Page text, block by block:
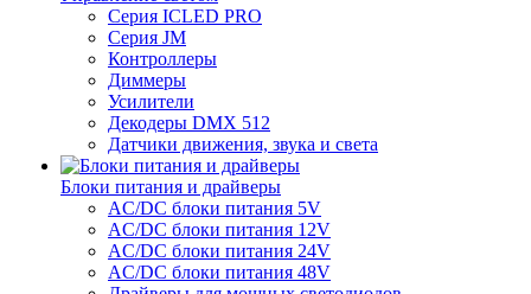
Серия ICLED PRO
Серия JM
Контроллеры
Диммеры
Усилители
Декодеры DMX 512
Датчики движения, звука и света
Блоки питания и драйверы
AC/DC блоки питания 5V
AC/DC блоки питания 12V
AC/DC блоки питания 24V
AC/DC блоки питания 48V